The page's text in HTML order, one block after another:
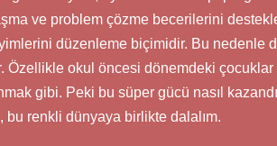
ve problem çözme becerilerini
düzenleme biçimidir. Bu nedenle
Özellikle okul öncesi dönemdeki çocuklar
gibi. Peki bu süper gücü nasıl
bu renkli dünyaya birlikte dalalım.